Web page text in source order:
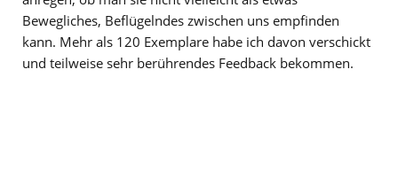
Bewegliches, Beflügelndes zwischen uns empfinden
kann. Mehr als 120 Exemplare habe ich davon verschickt
und teilweise sehr berührendes Feedback bekommen.